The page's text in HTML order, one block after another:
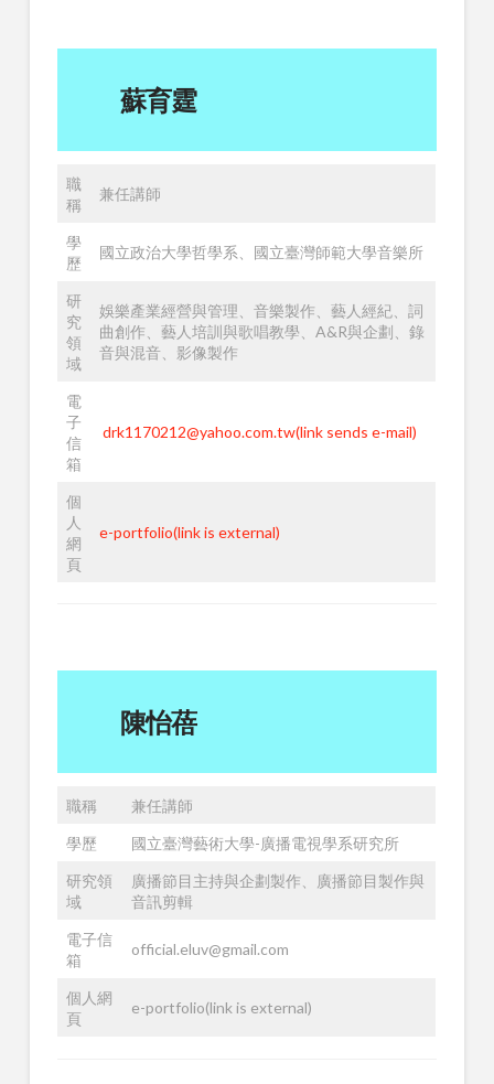
蘇育霆
職
稱
兼任講師
學
歷
國立政治大學哲學系、國立臺灣師範大學音樂所
研
究
領
域
娛樂產業經營與管理、音樂製作、藝人經紀、詞
曲創作、藝人培訓與歌唱教學、A&R與企劃、錄
音與混音、影像製作
電
子
信
箱
drk1170212@yahoo.com.tw(link sends e-mail)
個
人
網
頁
e-portfolio(link is external)
陳怡蓓
職稱
兼任講師
學歷
國立臺灣藝術大學-廣播電視學系研究所
研究領
域
廣播節目主持與企劃製作、廣播節目製作與
音訊剪輯
電子信
箱
official.eluv@gmail.com
個人網
頁
e-portfolio(link is external)